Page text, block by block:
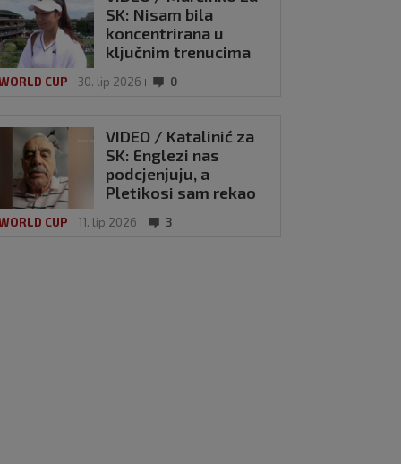
SK: Nisam bila
koncentrirana u
ključnim trenucima
CUP 30. lip 2026 0
VIDEO / Katalinić za
SK: Englezi nas
podcjenjuju, a
Pletikosi sam rekao
CUP 11. lip 2026 3